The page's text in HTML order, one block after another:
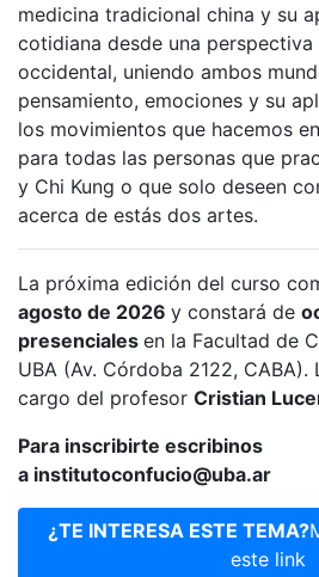
medicina tradicional china y su
cotidiana desde una
occidental, uniendo ambos
pensamiento, emociones y su
los movimientos que hacemos
para todas las personas que
y Chi Kung o que solo deseen
acerca de estás dos artes.
La próxima edición del curso
agosto de 2026 y constará de
presenciales en la Facultad de
UBA (Av. Córdoba 2122,
cargo del profesor Cristian
Para inscribirte escribinos
a institutoconfucio@uba.ar
¿TE INTERESA ESTE TEMA?
este link